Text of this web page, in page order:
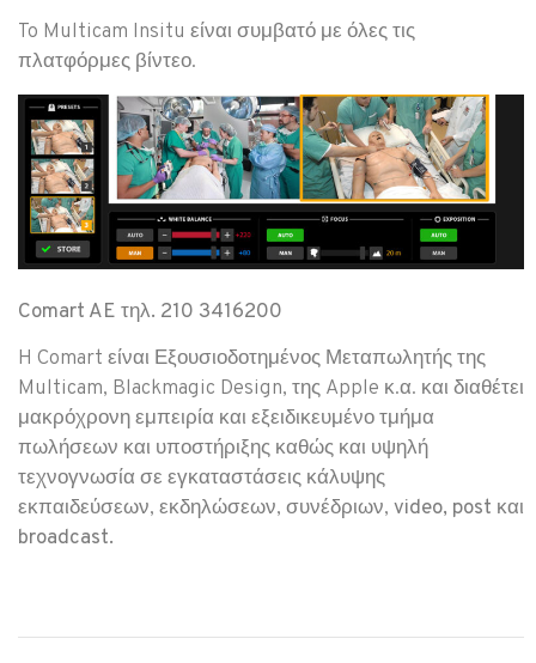
To Multicam Insitu είναι συμβατό με όλες τις
πλατφόρμες βίντεο.
Comart AE τηλ. 210 3416200
H Comart είναι Εξουσιοδοτημένος Μεταπωλητήςτης
Multicam, Blackmagic Design, της Apple κ.α. και διαθέτει
μακρόχρονη εμπειρία και εξειδικευμένο τμήμα
πωλήσεων και υποστήριξης καθώς και υψηλή
τεχνογνωσία σε εγκαταστάσεις κάλυψης
εκπαιδεύσεων, εκδηλώσεων, συνέδριων, video, post και
broadcast.